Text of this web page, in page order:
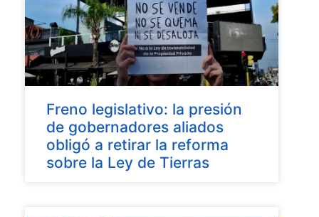
Freno legislativo: la presión
de gobernadores aliados
obligó a retirar la reforma
sobre la Ley de Tierras